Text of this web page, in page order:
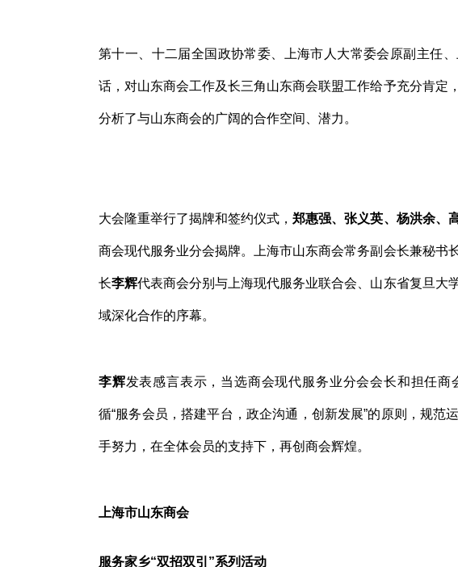
第十一、十二届全国政协常委、上海市人大常委会原副主任
话，对山东商会工作及长三角山东商会联盟工作给予充分肯定
分析了与山东商会的广阔的合作空间、潜力。
大会隆重举行了揭牌和签约仪式，郑惠强、张义英、杨洪余、
商会现代服务业分会揭牌。上海市山东商会常务副会长兼秘书
长李辉代表商会分别与上海现代服务业联合会、山东省复旦大
域深化合作的序幕。
李辉发表感言表示，当选商会现代服务业分会会长和担任
循“服务会员，搭建平台，政企沟通，创新发展”的原则，规范
手努力，在全体会员的支持下，再创商会辉煌。
上海市山东商会
服务家乡“双招双引”系列活动